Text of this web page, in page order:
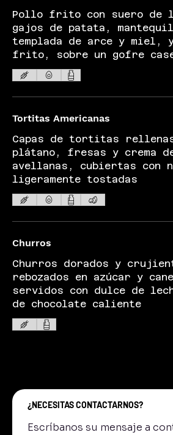
Pollo frito con suero de
gajos de patata,
templada de arce y miel,
frito, sobre un gofre
Tortitas Americanas
Capas de tortitas
plátano, fresas y crema
avellanas, cubiertas con
ligeramente tostadas
Churros
Churros dorados y
rebozados en azúcar y
servidos con dulce de
de chocolate caliente
¿NECESITAS CONTACTARNOS?
Escríbanos su mensaje a